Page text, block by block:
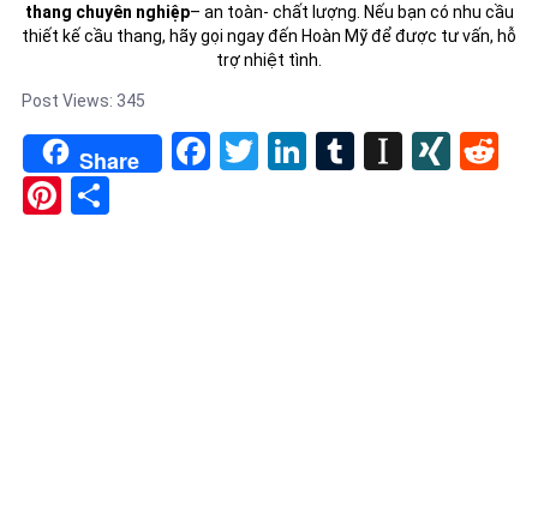
thang chuyên nghiệp– an toàn- chất lượng. Nếu bạn có nhu cầu
thiết kế cầu thang, hãy gọi ngay đến Hoàn Mỹ để được tư vấn, hỗ
trợ nhiệt tình.
Post Views: 345
Share Facebook
TwitterLinkedIn
Tumblr
Pinterest